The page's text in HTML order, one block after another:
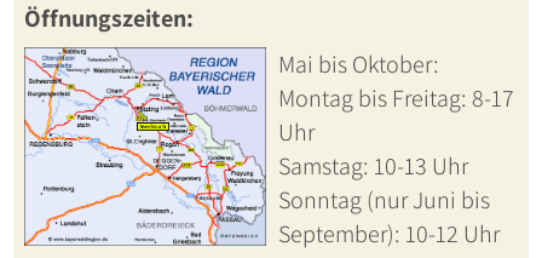
Öffnungszeiten:
Mai bis Oktober:
Montag bis Freitag: 8-17
Uhr
Samstag: 10-13 Uhr
Sonntag (nur Juni bis
September): 10-12 Uhr